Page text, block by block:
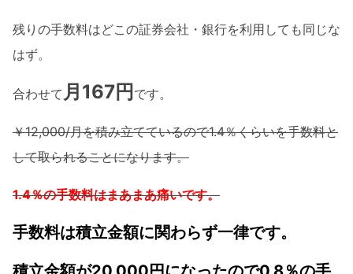
残りの手数料はどこの証券会社・銀行を利用しても同じな
はず。
合わせて 月167円 です。
￥12,000/月を積み立てているので1.4％くらいを手数料と
して取られることになります。
1.4％の手数料はまあまあ痛いです。
手数料は積立金額に関わらず一律です。